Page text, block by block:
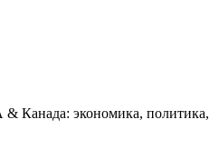
Канада: экономика, политика,